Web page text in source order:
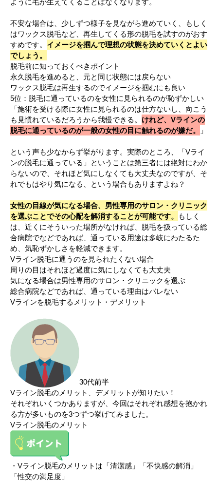
不安な場合は、少しずつ様子を見ながら進めていく、もしく
はワックス脱毛など、再生してくる形の脱毛を試すのがおす
すめです。 イメージを掴んで理想の状態を決めていくとよい
でしょう。
脱毛前に知っておくべきポイント
永久脱毛を進めると、元と同じ状態には戻らない
ワックス脱毛は再生するのでイメージを掴むにも良い
5位：脱毛に通っているのを女性に見られるのが恥ずかしい
「施術を受ける際に女性に見られるのは仕方ないし、向こう
も見慣れているだろうから我慢できる。 けれど、Vラインの
脱毛に通っているのが一般の女性の目に触れるのが嫌だ。
」
という声も少なからず挙がります。実際のところ、「Vライ
ンの脱毛に通っている」ということは第三者には絶対にわか
らないので、それほど気にしなくても大丈夫なのですが、そ
れでもはやり気になる、という場合もありますよね？
女性の目線が気になる場合、男性専用のサロン・クリニック
を選ぶことでその心配を解消することが可能です。
もしく
は、近くにそういった場所がなければ、脱毛を扱っている総
合病院でなどであれば、通っている用途は多岐にわたるた
め、気恥ずかしさを軽減できます。
Vライン脱毛に通うのを見られたくない場合
周りの目はそれほど過度に気にしなくても大丈夫
気になる場合は男性専用のサロン・クリニックを選ぶ
総合病院などであれば、通っている理由はバレない
Vラインを脱毛するメリット・デメリット
30代前半
Vライン脱毛のメリット、デメリットが知りたい！
それぞれいくつかありますが、今回はそれぞれ感想を抱かれ
る方が多いものを3つずつ挙げてみました。
Vライン脱毛のメリット
・Vライン脱毛のメリットは「清潔感」「不快感の解消」
「性交の満足度」